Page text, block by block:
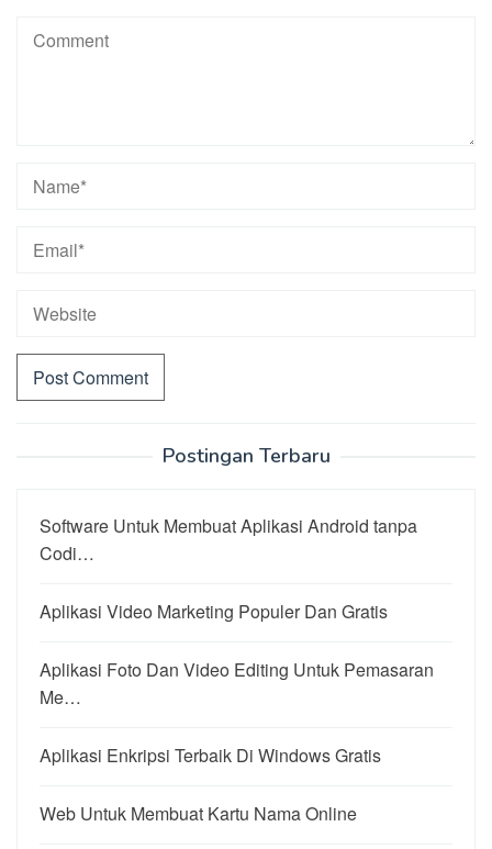
Postingan Terbaru
Software Untuk Membuat Aplikasi Android tanpa
Codi…
Aplikasi Video Marketing Populer Dan Gratis
Aplikasi Foto Dan Video Editing Untuk Pemasaran
Me…
Aplikasi Enkripsi Terbaik Di Windows Gratis
Web Untuk Membuat Kartu Nama Online